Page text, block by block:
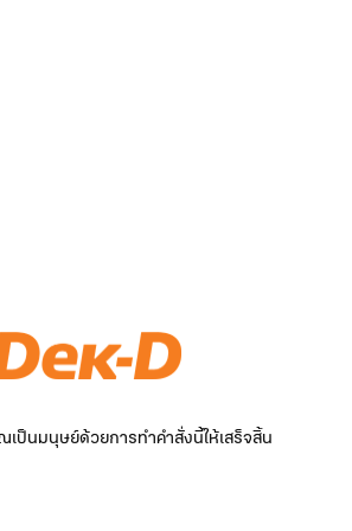
เป็นมนุษย์ด้วยการทำคำสั่งนี้ให้เสร็จสิ้น